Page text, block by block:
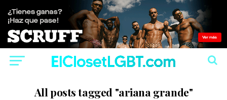
All posts tagged "ariana grande"